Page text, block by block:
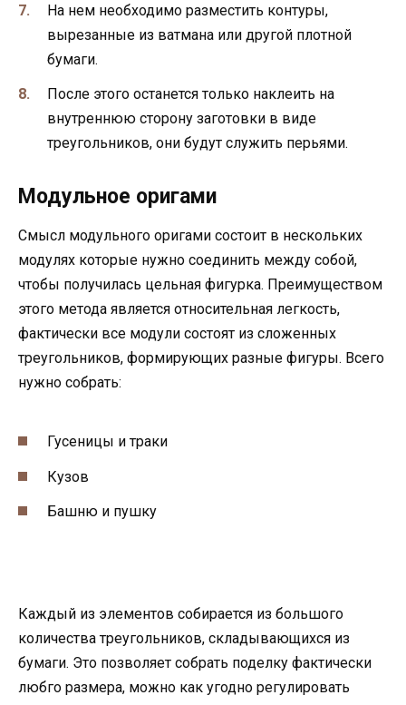
На нем необходимо разместить контуры,
вырезанные из ватмана или другой плотной
бумаги.
После этого останется только наклеить на
внутреннюю сторону заготовки в виде
треугольников, они будут служить перьями.
Модульное оригами
Смысл модульного оригами состоит в нескольких
модулях которые нужно соединить между собой,
чтобы получилась цельная фигурка. Преимуществом
этого метода является относительная легкость,
фактически все модули состоят из сложенных
треугольников, формирующих разные фигуры. Всего
нужно собрать:
Гусеницы и траки
Кузов
Башню и пушку
Каждый из элементов собирается из большого
количества треугольников, складывающихся из
бумаги. Это позволяет собрать поделку фактически
любго размера, можно как угодно регулировать